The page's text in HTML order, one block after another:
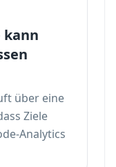
kann
über eine
Ziele
Analytics